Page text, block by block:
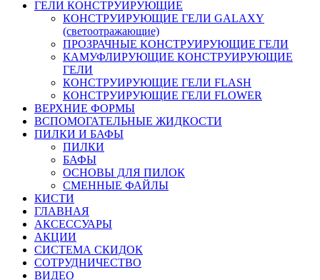
ГЕЛИ КОНСТРУИРУЮЩИЕ
КОНСТРУИРУЮЩИЕ ГЕЛИ GALAXY
(светоотражающие)
ПРОЗРАЧНЫЕ КОНСТРУИРУЮЩИЕ ГЕЛИ
КАМУФЛИРУЮЩИЕ КОНСТРУИРУЮЩИЕ
ГЕЛИ
КОНСТРУИРУЮЩИЕ ГЕЛИ FLASH
КОНСТРУИРУЮЩИЕ ГЕЛИ FLOWER
ВЕРХНИЕ ФОРМЫ
ВСПОМОГАТЕЛЬНЫЕ ЖИДКОСТИ
ПИЛКИ И БАФЫ
ПИЛКИ
БАФЫ
ОСНОВЫ ДЛЯ ПИЛОК
СМЕННЫЕ ФАЙЛЫ
КИСТИ
ГЛАВНАЯ
АКСЕССУАРЫ
АКЦИИ
СИСТЕМА СКИДОК
СОТРУДНИЧЕСТВО
ВИДЕО